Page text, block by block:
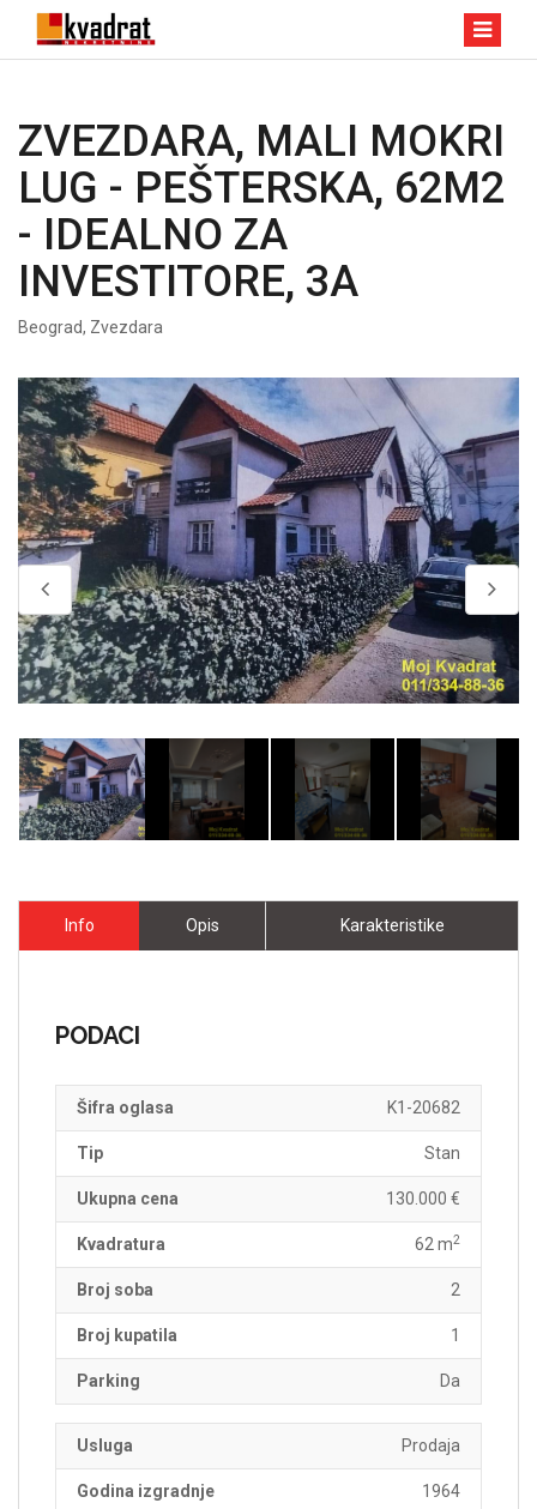
ZVEZDARA, MALI MOKRI
LUG - PEŠTERSKA, 62M2
- IDEALNO ZA
INVESTITORE, 3A
Beograd, Zvezdara
Info Opis Karakteristike
PODACI
Šifra oglasa K1-20682
Tip Stan
Ukupna cena 130.000 €
Kvadratura 62 m2
Broj soba 2
Broj kupatila 1
Parking Da
Usluga Prodaja
Godina izgradnje 1964